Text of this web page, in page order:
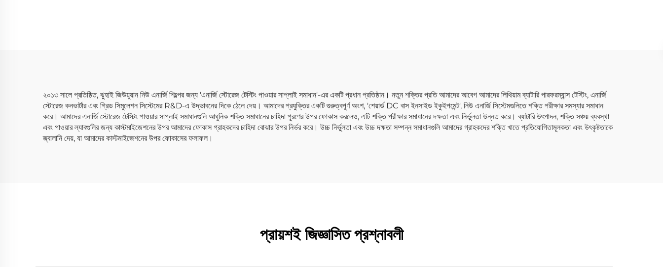
২০১৩ সালে প্রতিষ্ঠিত, ঝুহাই জিউয়ুয়ান নিউ এনার্জি শিল্পের জন্য 'এনার্জি স্টোরেজ টেস্টিং পাওয়ার সাপ্লাই সমাধান'-এর একটি প্রধান প্রতিষ্ঠান। নতুন শক্তির প্রতি আমাদের আবেগ আমাদের লিথিয়াম ব্যাটারি পারফরম্যান্স টেস্টিং, এনার্জি
স্টোরেজ কনভার্টার এবং গ্রিড সিমুলেশন সিস্টেমের R&D-এ উদ্ভাবনের দিকে ঠেলে দেয়। আমাদের প্রযুক্তির একটি গুরুত্বপূর্ণ অংশ, 'শেয়ার্ড DC বাস ইনসাইড ইকুইপমেন্ট', নিউ এনার্জি সিস্টেমগুলিতে শক্তি পরীক্ষার সমস্যার সমাধান
করে। আমাদের এনার্জি স্টোরেজ টেস্টিং পাওয়ার সাপ্লাই সমাধানগুলি আধুনিক শক্তি সমাধানের চাহিদা পূরণের উপর ফোকাস করলেও, এটি শক্তি পরীক্ষার সমাধানের দক্ষতা এবং নির্ভুলতা উন্নত করে। ব্যাটারি উৎপাদন, শক্তি সঞ্চয় ব্যবস্থা
এবং পাওয়ার ল্যাবগুলির জন্য কাস্টমাইজেশনের উপর আমাদের ফোকাস গ্রাহকদের চাহিদা বোঝার উপর নির্ভর করে। উচ্চ নির্ভুলতা এবং উচ্চ দক্ষতা সম্পন্ন সমাধানগুলি আমাদের গ্রাহকদের শক্তি খাতে প্রতিযোগিতামূলকতা এবং উৎকৃষ্টতাকে
জ্বালানি দেয়, যা আমাদের কাস্টমাইজেশনের উপর ফোকাসের ফলাফল।
প্রায়শই জিজ্ঞাসিত প্রশ্নাবলী